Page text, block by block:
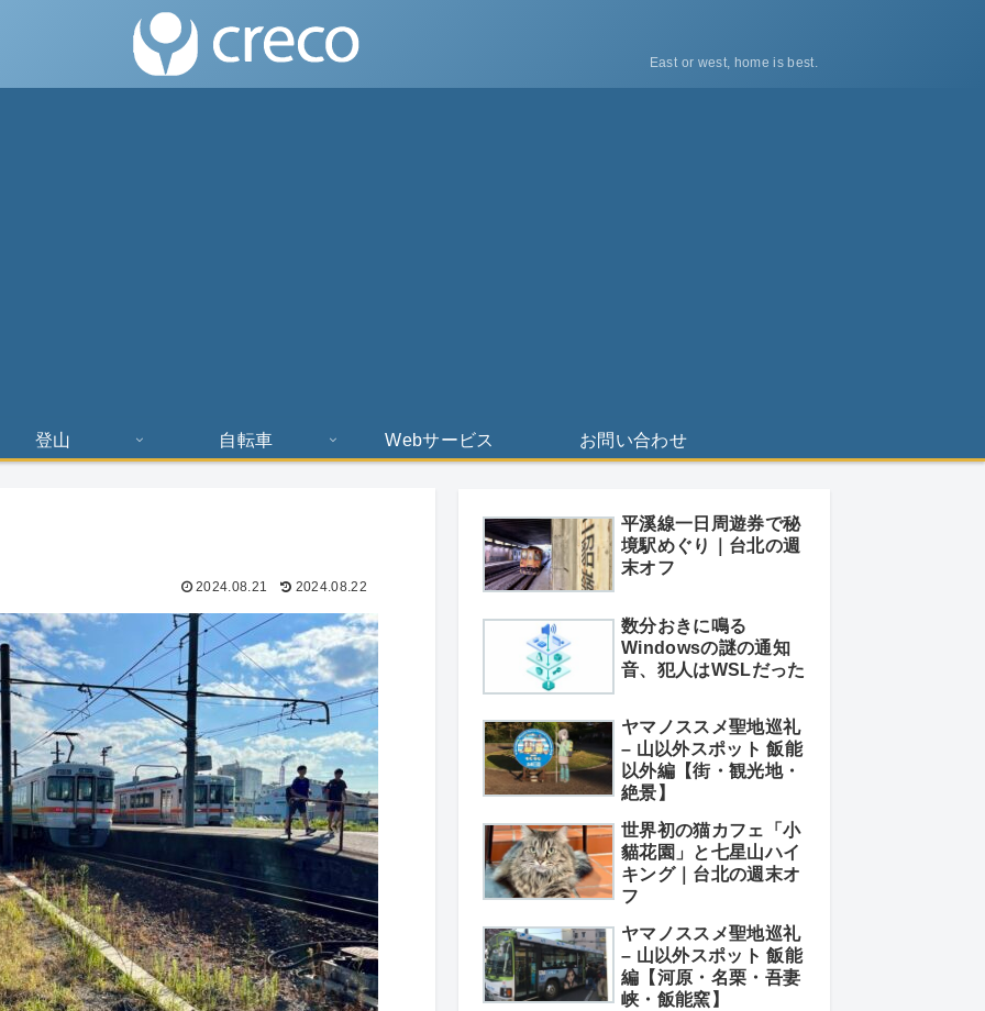
East or west, home is best.
登山 自転車 Webサービス お問い合わせ
2024.08.21 2024.08.22
平溪線一日周遊券で秘
境駅めぐり｜台北の週
末オフ
数分おきに鳴る
Windowsの謎の通知
音、犯人はWSLだった
ヤマノススメ聖地巡礼
– 山以外スポット 飯能
以外編【街・観光地・
絶景】
世界初の猫カフェ「小
貓花園」と七星山ハイ
キング｜台北の週末オ
フ
ヤマノススメ聖地巡礼
– 山以外スポット 飯能
編【河原・名栗・吾妻
峡・飯能窯】